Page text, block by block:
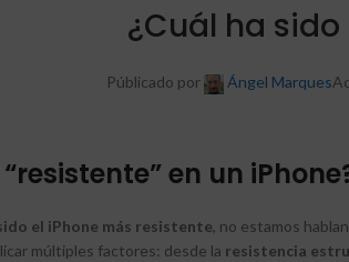
¿Cuál ha
Públicado por Ángel Marques
en un
el iPhone más resistente, no estamos
múltiples factores: desde la resistencia